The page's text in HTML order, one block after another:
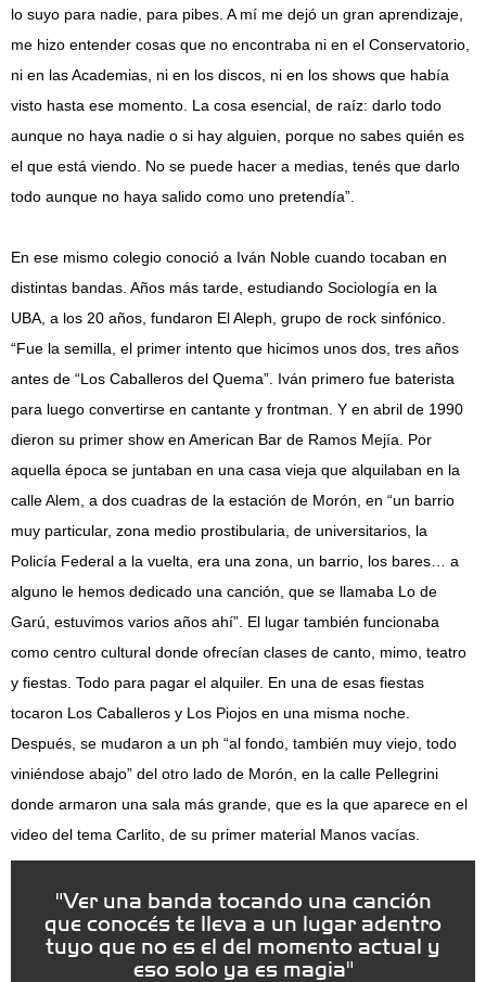
lo suyo para nadie, para pibes. A mí me dejó un gran aprendizaje,
me hizo entender cosas que no encontraba ni en el Conservatorio,
ni en las Academias, ni en los discos, ni en los shows que había
visto hasta ese momento. La cosa esencial, de raíz: darlo todo
aunque no haya nadie o si hay alguien, porque no sabes quién es
el que está viendo. No se puede hacer a medias, tenés que darlo
todo aunque no haya salido como uno pretendía”.
En ese mismo colegio conoció a Iván Noble cuando tocaban en
distintas bandas. Años más tarde, estudiando Sociología en la
UBA, a los 20 años, fundaron El Aleph, grupo de rock sinfónico.
“Fue la semilla, el primer intento que hicimos unos dos, tres años
antes de “Los Caballeros del Quema”. Iván primero fue baterista
para luego convertirse en cantante y frontman. Y en abril de 1990
dieron su primer show en American Bar de Ramos Mejía. Por
aquella época se juntaban en una casa vieja que alquilaban en la
calle Alem, a dos cuadras de la estación de Morón, en “un barrio
muy particular, zona medio prostibularia, de universitarios, la
Policía Federal a la vuelta, era una zona, un barrio, los bares… a
alguno le hemos dedicado una canción, que se llamaba Lo de
Garú, estuvimos varios años ahí”. El lugar también funcionaba
como centro cultural donde ofrecían clases de canto, mimo, teatro
y fiestas. Todo para pagar el alquiler. En una de esas fiestas
tocaron Los Caballeros y Los Piojos en una misma noche.
Después, se mudaron a un ph “al fondo, también muy viejo, todo
viniéndose abajo” del otro lado de Morón, en la calle Pellegrini
donde armaron una sala más grande, que es la que aparece en el
video del tema Carlito, de su primer material Manos vacías.
"Ver una banda tocando una canción
que conocés te lleva a un lugar adentro
tuyo que no es el del momento actual y
eso solo ya es magia"